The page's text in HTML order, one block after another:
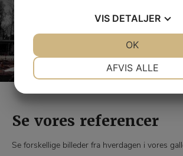
Se vores referencer
Se forskellige billeder fra hverdagen i vores
VIS DETALJER
AFVIS ALLE
OK